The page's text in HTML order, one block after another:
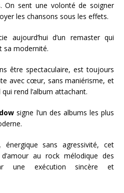
On sent une volonté de soigner
les chansons sous les effets.
aujourd’hui d’un remaster qui
sa modernité.
être spectaculaire, est toujours
avec cœur, sans maniérisme, et
rend l’album attachant.
signe l’un des albums les plus
énergique sans agressivité, cet
au rock mélodique des
une exécution sincère et